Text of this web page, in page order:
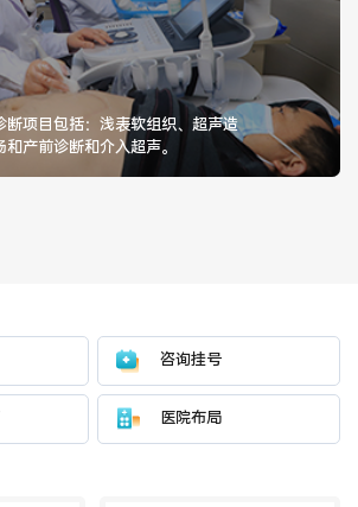
特色诊疗
医保服务
健康科普
媒体报道
公益事业
断项目包括：浅表软组织、超声造
产前诊断和介入超声。
咨询挂号
医院布局